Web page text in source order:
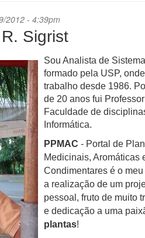
2012 - 4:39pm
Sigrist
Sou Analista de
formado pela USP, onde
trabalho desde 1986.
de 20 anos fui
Faculdade de
Informática.
PPMAC - Portal de
Medicinais, Aromáticas
Condimentares é o meu
a realização de um
pessoal, fruto de muito
e dedicação a uma
plantas!